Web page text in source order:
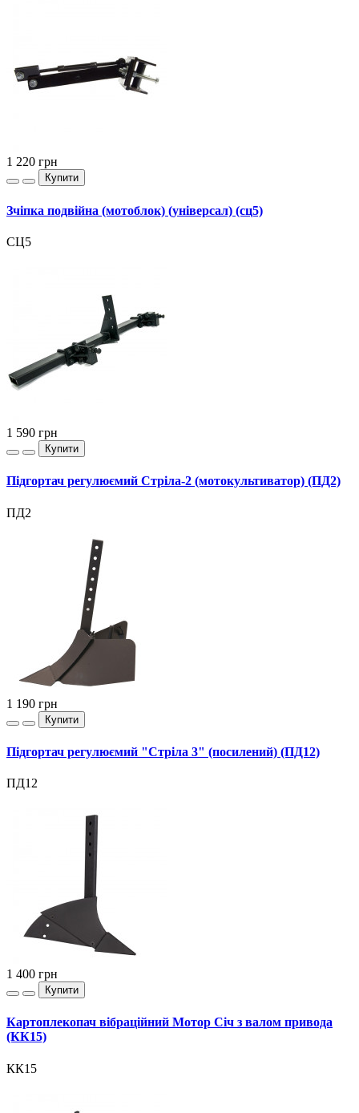
1 220 грн
Купити
Зчіпка подвійна (мотоблок) (універсал) (сц5)
СЦ5
1 590 грн
Купити
Підгортач регулюємий Стріла-2 (мотокультиватор) (ПД2)
ПД2
1 190 грн
Купити
Підгортач регулюємий "Стріла 3" (посилений) (ПД12)
ПД12
1 400 грн
Купити
Картоплекопач вібраційний Мотор Січ з валом привода
(КК15)
КК15